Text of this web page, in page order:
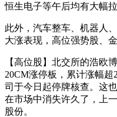
恒生电子等午后均有大幅拉
此外，汽车整车、机器人
大涨表现，高位强势股、
【高位股】北交所的浩欧
20CM涨停板，累计涨幅
司于今日起停牌核查。这
在市场中消失许久了，上
股份。